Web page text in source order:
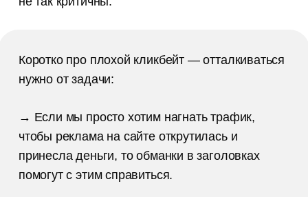
Коротко про плохой кликбейт — отталкиваться
нужно от задачи:
→ Если мы просто хотим нагнать трафик,
чтобы реклама на сайте открутилась и
принесла деньги, то обманки в заголовках
помогут с этим справиться.